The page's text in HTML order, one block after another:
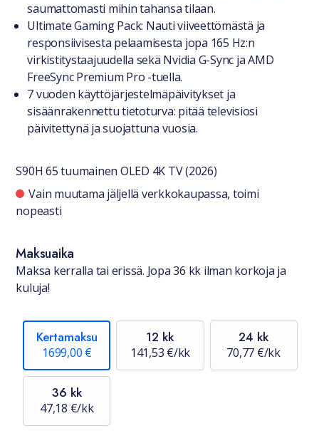
saumattomasti mihin tahansa tilaan.
Ultimate Gaming Pack: Nauti viiveettömästä ja
responsiivisesta pelaamisesta jopa 165 Hz:n
virkistitystaajuudella sekä Nvidia G-Sync ja AMD
FreeSync Premium Pro -tuella.
7 vuoden käyttöjärjestelmäpäivitykset ja
sisäänrakennettu tietoturva: pitää televisiosi
päivitettynä ja suojattuna vuosia.
S90H 65 tuumainen OLED 4K TV (2026)
Saatavuustiedot
Vain muutama jäljellä verkkokaupassa, toimi
nopeasti
Maksuaika
Maksa kerralla tai erissä. Jopa 36 kk ilman korkoja ja
kuluja!
Kertamaksu
1699,00 €
12 kk
141,53 €/kk
24 kk
70,77 €/kk
36 kk
47,18 €/kk